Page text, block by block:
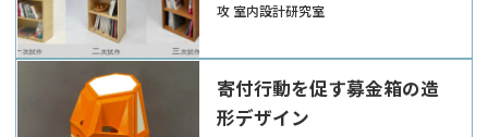
攻 室内設計研究室
寄付行動を促す募金箱の造
形デザイン